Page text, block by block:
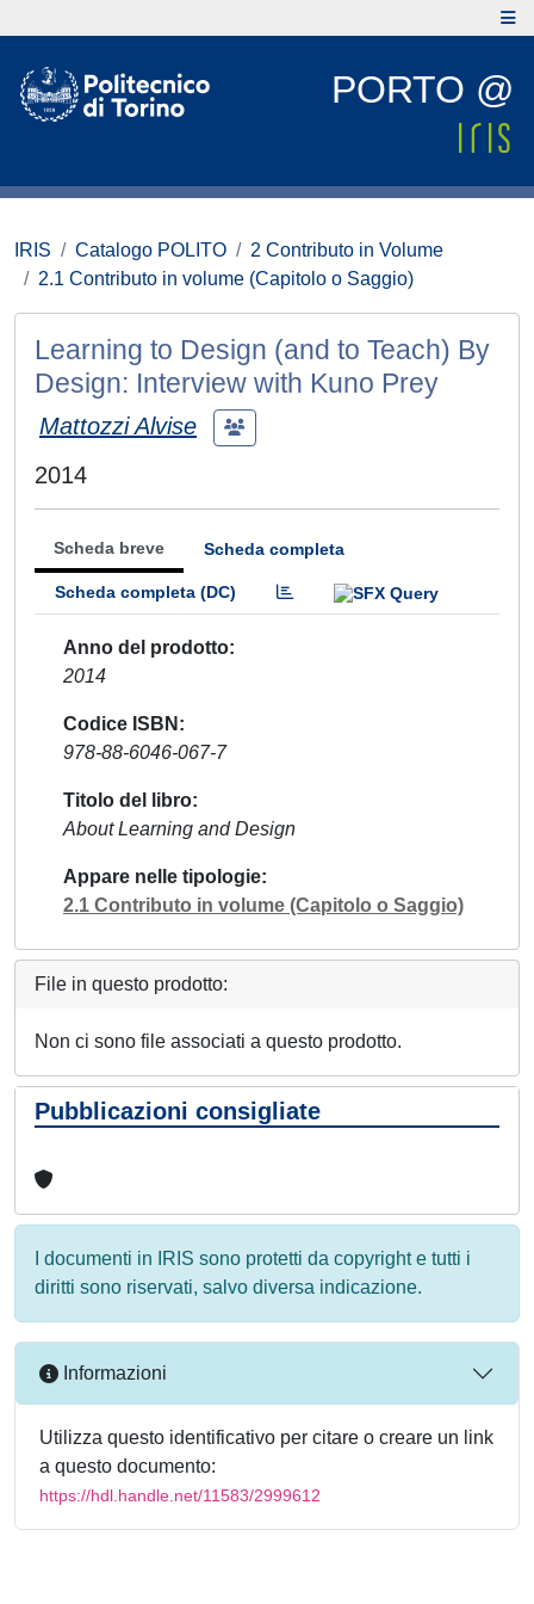
PORTO @
IRIS Catalogo POLITO
2 Contributo in Volume
2.1 Contributo in volume (Capitolo o Saggio)
Learning to Design (and to Teach) By
Design: Interview with Kuno Prey
Mattozzi Alvise
2014
Scheda breve Scheda completa
Scheda completa (DC)
Anno del prodotto
2014
Codice ISBN
978-88-6046-067-7
Titolo del libro
About Learning and Design
Appare nelle tipologie
2.1 Contributo in volume (Capitolo o Saggio)
File in questo prodotto:
Non ci sono file associati a questo prodotto.
Pubblicazioni consigliate
I documenti in IRIS sono protetti da copyright e tutti i
diritti sono riservati, salvo diversa indicazione.
Informazioni
Utilizza questo identificativo per citare o creare un link
a questo documento:
https://hdl.handle.net/11583/2999612